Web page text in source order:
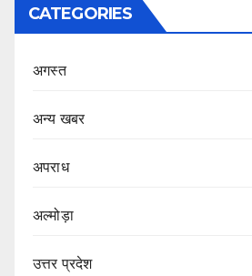
CATEGORIES
अगस्त
अन्य खबर
अपराध
अल्मोड़ा
उत्तर प्रदेश